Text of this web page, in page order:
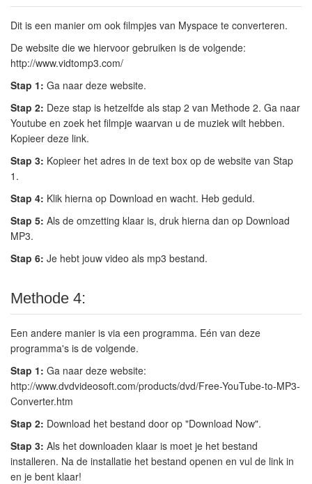
Dit is een manier om ook filmpjes van Myspace te converteren.
De website die we hiervoor gebruiken is de volgende:
http://www.vidtomp3.com/
Stap 1: Ga naar deze website.
Stap 2: Deze stap is hetzelfde als stap 2 van Methode 2. Ga naar
Youtube en zoek het filmpje waarvan u de muziek wilt hebben.
Kopieer deze link.
Stap 3: Kopieer het adres in de text box op de website van Stap
1.
Stap 4: Klik hierna op Download en wacht. Heb geduld.
Stap 5: Als de omzetting klaar is, druk hierna dan op Download
MP3.
Stap 6: Je hebt jouw video als mp3 bestand.
Methode 4:
Een andere manier is via een programma. Eén van deze
programma's is de volgende.
Stap 1: Ga naar deze website:
http://www.dvdvideosoft.com/products/dvd/Free-YouTube-to-MP3-
Converter.htm
Stap 2: Download het bestand door op "Download Now".
Stap 3: Als het downloaden klaar is moet je het bestand
installeren. Na de installatie het bestand openen en vul de link in
en je bent klaar!